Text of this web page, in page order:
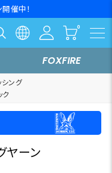
催中！
FOXFIRE
シング
ク
ヤーン